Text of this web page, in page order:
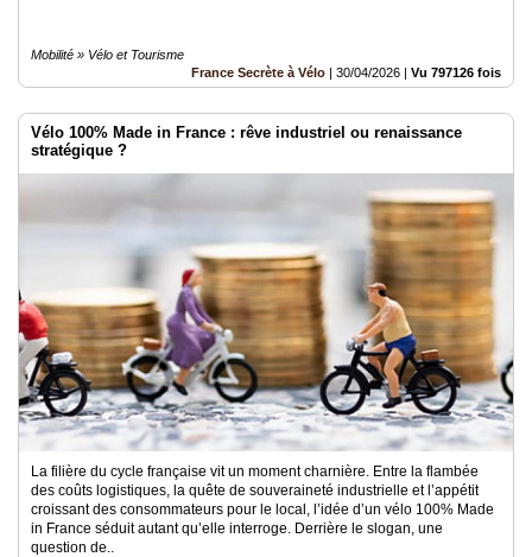
Mobilité » Vélo et Tourisme
France Secrète à Vélo | 30/04/2026 | Vu 797126 fois
Vélo 100% Made in France : rêve industriel ou renaissance
stratégique ?
La filière du cycle française vit un moment charnière. Entre la flambée
des coûts logistiques, la quête de souveraineté industrielle et l’appétit
croissant des consommateurs pour le local, l’idée d’un vélo 100% Made
in France séduit autant qu’elle interroge. Derrière le slogan, une
question de..